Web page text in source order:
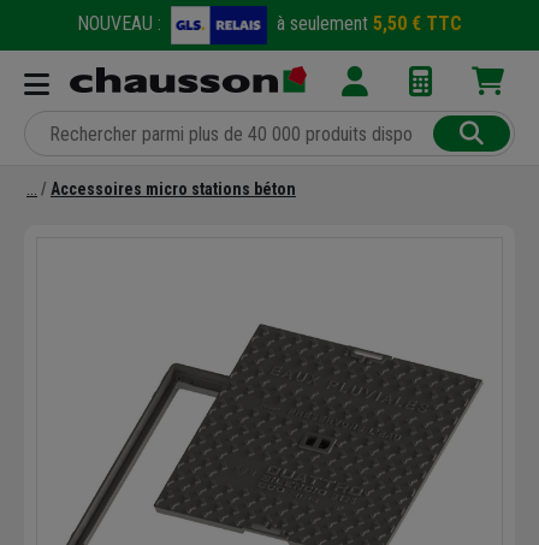
NOUVEAU : à seulement 5,50 € TTC
Accessoires micro stations béton